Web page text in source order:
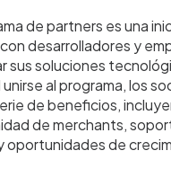
de partners es una
desarrolladores y
sus soluciones
al programa, los
de beneficios,
de merchants,
oportunidades de